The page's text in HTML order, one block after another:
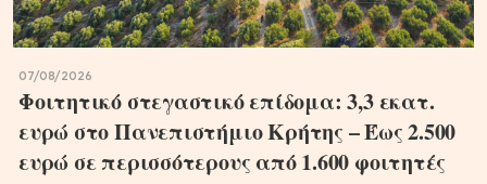
07/08/2026
Φοιτητικό στεγαστικό επίδομα: 3,3 εκατ.
ευρώ στο Πανεπιστήμιο Κρήτης – Έως 2.500
ευρώ σε περισσότερους από 1.600 φοιτητές